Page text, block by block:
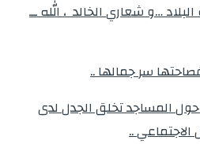
…و شعاري الخالد ، الله ــ
سر جمالها ..
حول المساجد تخلق الجدل لدى
..